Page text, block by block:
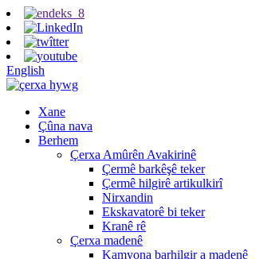
English
Xane
Çûna nava
Berhem
Çerxa Amûrên Avakirinê
Çermê barkêşê teker
Çermê hilgirê artikulkirî
Nirxandin
Ekskavatorê bi teker
Kranê rê
Çerxa madenê
Kamyona barhilgir a madenê